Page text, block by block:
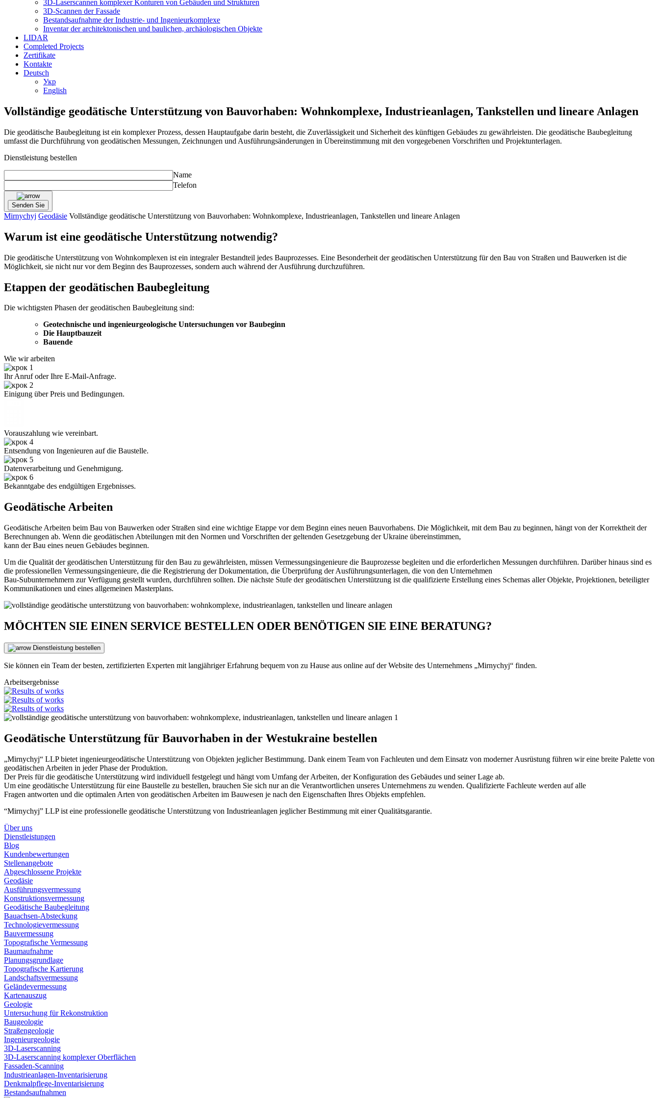
3D-Laserscannen komplexer Konturen von Gebäuden und Strukturen
3D-Scannen der Fassade
Bestandsaufnahme der Industrie- und Ingenieurkomplexe
Inventar der architektonischen und baulichen, archäologischen Objekte
LIDAR
Completed Projects
Zertifikate
Kontakte
Deutsch
Укр
English
Vollständige geodätische Unterstützung von Bauvorhaben: Wohnkomplexe, Industrieanlagen, Tankstellen und lineare Anlagen
Die geodätische Baubegleitung ist ein komplexer Prozess, dessen Hauptaufgabe darin besteht, die Zuverlässigkeit und Sicherheit des künftigen Gebäudes zu gewährleisten. Die geodätische Baubegleitung
umfasst die Durchführung von geodätischen Messungen, Zeichnungen und Ausführungsänderungen in Übereinstimmung mit den vorgegebenen Vorschriften und Projektunterlagen.
Dienstleistung bestellen
Name
Telefon
Mirnychyj Geodäsie Vollständige geodätische Unterstützung von Bauvorhaben: Wohnkomplexe, Industrieanlagen, Tankstellen und lineare Anlagen
Warum ist eine geodätische Unterstützung notwendig?
Die geodätische Unterstützung von Wohnkomplexen ist ein integraler Bestandteil jedes Bauprozesses. Eine Besonderheit der geodätischen Unterstützung für den Bau von Straßen und Bauwerken ist die
Möglichkeit, sie nicht nur vor dem Beginn des Bauprozesses, sondern auch während der Ausführung durchzuführen.
Etappen der geodätischen Baubegleitung
Die wichtigsten Phasen der geodätischen Baubegleitung sind:
Geotechnische und ingenieurgeologische Untersuchungen vor Baubeginn
Die Hauptbauzeit
Bauende
Wie wir arbeiten
Ihr Anruf oder Ihre E-Mail-Anfrage.
Einigung über Preis und Bedingungen.
Vorauszahlung wie vereinbart.
Entsendung von Ingenieuren auf die Baustelle.
Datenverarbeitung und Genehmigung.
Bekanntgabe des endgültigen Ergebnisses.
Geodätische Arbeiten
Geodätische Arbeiten beim Bau von Bauwerken oder Straßen sind eine wichtige Etappe vor dem Beginn eines neuen Bauvorhabens. Die Möglichkeit, mit dem Bau zu beginnen, hängt von der Korrektheit der
Berechnungen ab. Wenn die geodätischen Abteilungen mit den Normen und Vorschriften der geltenden Gesetzgebung der Ukraine übereinstimmen,
kann der Bau eines neuen Gebäudes beginnen.
Um die Qualität der geodätischen Unterstützung für den Bau zu gewährleisten, müssen Vermessungsingenieure die Bauprozesse begleiten und die erforderlichen Messungen durchführen. Darüber hinaus sind es
die professionellen Vermessungsingenieure, die die Registrierung der Dokumentation, die Überprüfung der Ausführungsunterlagen, die von den Unternehmen
Bau-Subunternehmern zur Verfügung gestellt wurden, durchführen sollten. Die nächste Stufe der geodätischen Unterstützung ist die qualifizierte Erstellung eines Schemas aller Objekte, Projektionen, beteiligter
Kommunikationen und eines allgemeinen Masterplans.
MÖCHTEN SIE EINEN SERVICE BESTELLEN ODER BENÖTIGEN SIE EINE BERATUNG?
Dienstleistung bestellen
Sie können ein Team der besten, zertifizierten Experten mit langjähriger Erfahrung bequem von zu Hause aus online auf der Website des Unternehmens „Mirnychyj“ finden.
Arbeitsergebnisse
Geodätische Unterstützung für Bauvorhaben in der Westukraine bestellen
„Mirnychyj“ LLP bietet ingenieurgeodätische Unterstützung von Objekten jeglicher Bestimmung. Dank einem Team von Fachleuten und dem Einsatz von moderner Ausrüstung führen wir eine breite Palette von
geodätischen Arbeiten in jeder Phase der Produktion.
Der Preis für die geodätische Unterstützung wird individuell festgelegt und hängt vom Umfang der Arbeiten, der Konfiguration des Gebäudes und seiner Lage ab.
Um eine geodätische Unterstützung für eine Baustelle zu bestellen, brauchen Sie sich nur an die Verantwortlichen unseres Unternehmens zu wenden. Qualifizierte Fachleute werden auf alle
Fragen antworten und die optimalen Arten von geodätischen Arbeiten im Bauwesen je nach den Eigenschaften Ihres Objekts empfehlen.
“Mirnychyj” LLP ist eine professionelle geodätische Unterstützung von Industrieanlagen jeglicher Bestimmung mit einer Qualitätsgarantie.
Über uns
Dienstleistungen
Blog
Kundenbewertungen
Stellenangebote
Abgeschlossene Projekte
Geodäsie
Ausführungsvermessung
Konstruktionsvermessung
Geodätische Baubegleitung
Bauachsen-Absteckung
Technologievermessung
Bauvermessung
Topografische Vermessung
Baumaufnahme
Planungsgrundlage
Topografische Kartierung
Landschaftsvermessung
Geländevermessung
Kartenauszug
Geologie
Untersuchung für Rekonstruktion
Baugeologie
Straßengeologie
Ingenieurgeologie
3D-Laserscanning
3D-Laserscanning komplexer Oberflächen
Fassaden-Scanning
Industrieanlagen-Inventarisierung
Denkmalpflege-Inventarisierung
Bestandsaufnahmen